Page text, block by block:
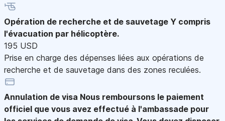
Opération de recherche et de sauvetage Y compris
l'évacuation par hélicoptère.
195 USD
Prise en charge des dépenses liées aux opérations de
recherche et de sauvetage dans des zones reculées.
Annulation de visa Nous remboursons le paiement
officiel que vous avez effectué à l'ambassade pour